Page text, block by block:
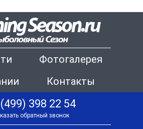
Фотогалерея
Контакты
398 22 54
обратный звонок